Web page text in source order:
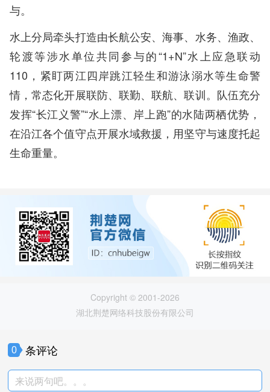
与。
水上分局牵头打造由长航公安、海事、水务、渔政、
轮渡等涉水单位共同参与的“1+N”水上应急联动
110，紧盯两江四岸跳江轻生和游泳溺水等生命警
情，常态化开展联防、联勤、联航、联训。队伍充分
发挥“长江义警”“水上漂、岸上跑”的水陆两栖优势，
在沿江各个值守点开展水域救援，用坚守与速度托起
生命重量。
Copyright © 2001-2026
湖北荆楚网络科技股份有限公司
0 条评论
来说两句吧。。。